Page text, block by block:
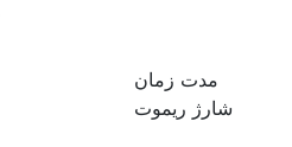
مدت زمان
شارژ ریموت